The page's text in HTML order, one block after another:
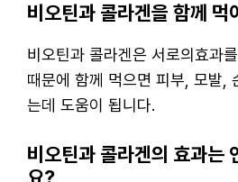
비오틴과 콜라겐을 함께 먹
비오틴과 콜라겐은 서로의효과
때문에 함께 먹으면 피부, 모발,
는데 도움이 됩니다.
비오틴과 콜라겐의 효과는